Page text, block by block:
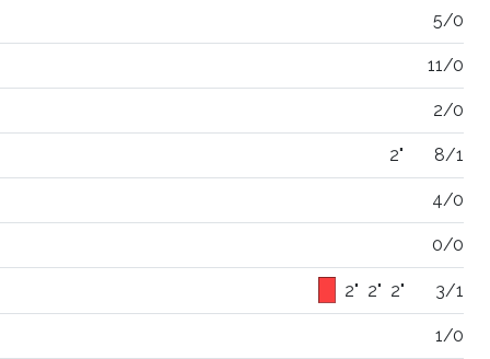
5/0
11/0
2/0
2" 8/1
4/0
0/0
2" 2" 2" 3/1
1/0